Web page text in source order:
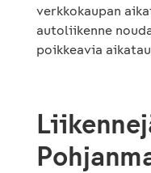
verkkokaupan
autoliikenne
poikkeavia